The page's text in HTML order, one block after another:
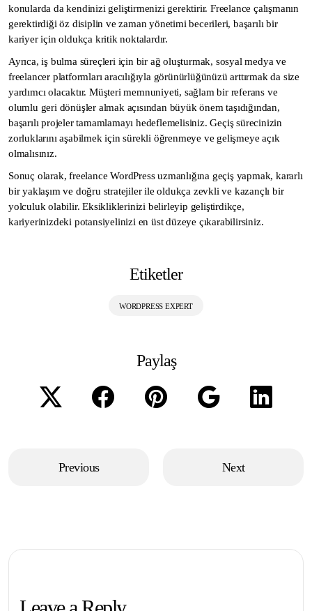
konularda da kendinizi geliştirmenizi gerektirir. Freelance çalışmanın
gerektirdiği öz disiplin ve zaman yönetimi becerileri, başarılı bir
kariyer için oldukça kritik noktalardır.
Ayrıca, iş bulma süreçleri için bir ağ oluşturmak, sosyal medya ve
freelancer platformları aracılığıyla görünürlüğünüzü arttırmak da size
yardımcı olacaktır. Müşteri memnuniyeti, sağlam bir referans ve
olumlu geri dönüşler almak açısından büyük önem taşıdığından,
başarılı projeler tamamlamayı hedeflemelisiniz. Geçiş sürecinizin
zorluklarını aşabilmek için sürekli öğrenmeye ve gelişmeye açık
olmalısınız.
Sonuç olarak, freelance WordPress uzmanlığına geçiş yapmak, kararlı
bir yaklaşım ve doğru stratejiler ile oldukça zevkli ve kazançlı bir
yolculuk olabilir. Eksikliklerinizi belirleyip geliştirdikçe,
kariyerinizdeki potansiyelinizi en üst düzeye çıkarabilirsiniz.
Etiketler
WORDPRESS EXPERT
Paylaş
Previous Next